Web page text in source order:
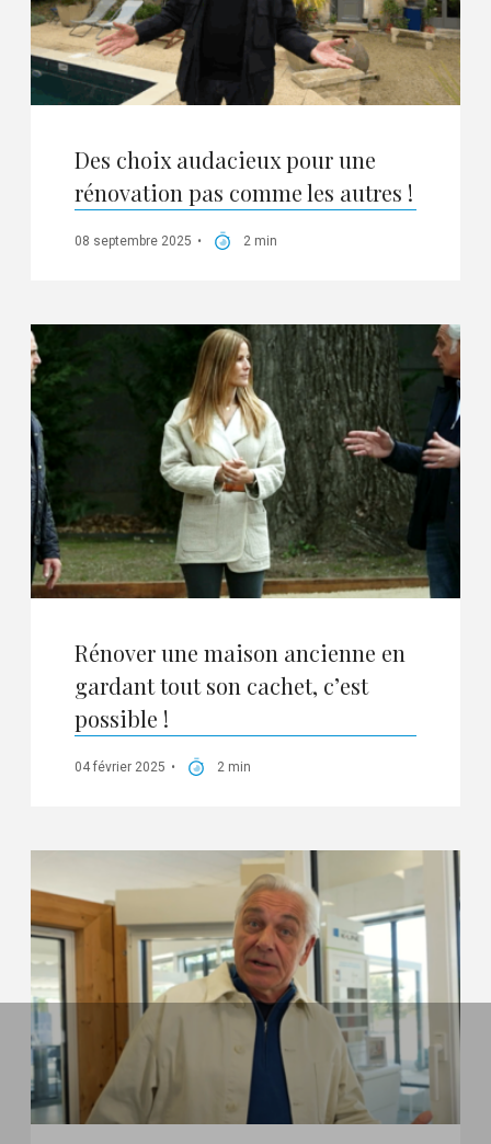
Des choix audacieux pour une
rénovation pas comme les autres !
08 septembre 2025 2 min
Rénover une maison ancienne en
gardant tout son cachet, c’est
possible !
04 février 2025 2 min